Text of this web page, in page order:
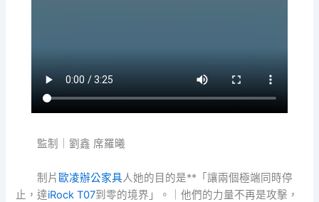
監制｜劉鑫 席羅曦
制片歐凌辦公家具人她的目的是**「讓兩個極端同時停
止，達iRock T07到零的境界」。｜他們的力量不再是攻擊，